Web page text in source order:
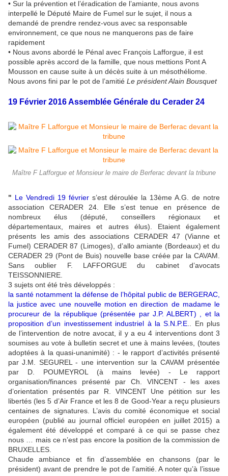
• Sur la prévention et l’éradication de l’amiante, nous avons
interpellé le Député Maire de Fumel sur le sujet, il nous a
demandé de prendre rendez-vous avec sa responsable
environnement, ce que nous ne manquerons pas de faire
rapidement
• Nous avons abordé le Pénal avec François Lafforgue, il est
possible après accord de la famille, que nous mettions Pont A
Mousson en cause suite à un décès suite à un mésothéliome.
Nous avons fini par le pot de l’amitié Le président Alain Bousquet
19 Février 2016 Assemblée Générale du Cerader 24
Maître F Lafforgue et Monsieur le maire de Berferac devant la tribune
" Le Vendredi 19 février s’est déroulée la 13ème A.G. de notre
association CERADER 24. Elle s’est tenue en présence de
nombreux élus (député, conseillers régionaux et
départementaux, maires et autres élus). Etaient également
présents les amis des associations CERADER 47 (Vianne et
Fumel) CERADER 87 (Limoges), d’allo amiante (Bordeaux) et du
CERADER 29 (Pont de Buis) nouvelle base créée par la CAVAM.
Sans oublier F. LAFFORGUE du cabinet d’avocats
TEISSONNIERE.
3 sujets ont été très développés :
la santé notamment la défense de l’hôpital public de BERGERAC
la justice avec une nouvelle motion en direction de madame le
procureur de la république (présentée par J.P. ALBERT) , et la
proposition d’un investissement industriel à la S.N.P.E .. En plus
de l’intervention de notre avocat, il y a eu 4 interventions dont 3
soumises au vote à bulletin secret et une à mains levées, (toutes
adoptées à la quasi-unanimité) : - le rapport d’activités présenté
par J.M. SEGUREL - une intervention sur la CAVAM présentée
par D. POUMEYROL (à mains levée) - Le rapport
organisation/finances présenté par Ch. VINCENT - les axes
d’orientation présentés par R. VINCENT Une pétition sur les
libertés (les 5 d’Air France et les 8 de Good-Year a reçu plusieurs
centaines de signatures. L’avis du comité économique et social
européen (publié au journal officiel européen en juillet 2015) a
également été développé et comparé à ce qui se passe chez
nous … mais ce n’est pas encore la position de la commission de
BRUXELLES.
Chaude ambiance et fin d’assemblée en chansons (par le
président) avant de prendre le pot de l’amitié. A noter qu’à l’issue